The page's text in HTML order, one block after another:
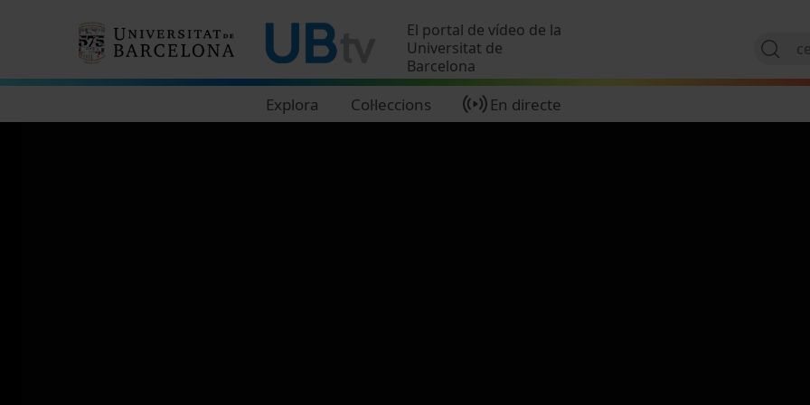
El portal de vídeo de la
Universitat de
Barcelona
Explora Col·leccions En directe